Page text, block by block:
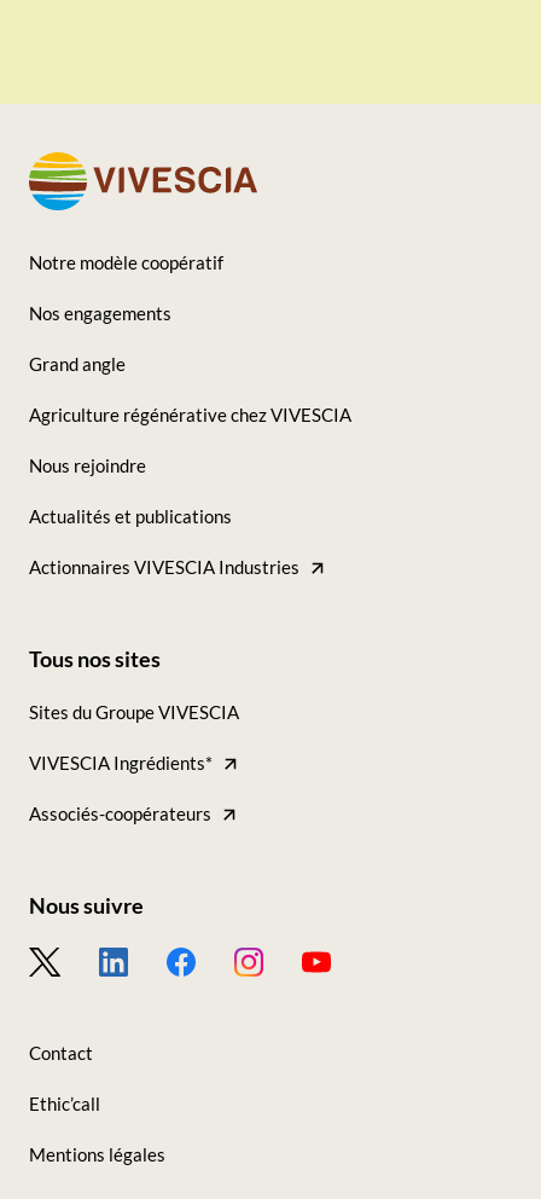
Seconde
colonne
Notre modèle coopératif
Nos engagements
Grand angle
Agriculture régénérative chez VIVESCIA
Nous rejoindre
Actualités et publications
Actionnaires VIVESCIA Industries
Tous
nos
Tous nos sites
Sites du Groupe VIVESCIA
VIVESCIA Ingrédients*
Associés-coopérateurs
-
suivre
Nous suivre
Contact
Ethic’call
Mentions légales